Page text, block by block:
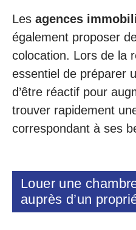
Les agences
également proposer
colocation. Lors de la
essentiel de préparer
d’être réactif pour
trouver rapidement
correspondant à ses
Louer une
auprès d’un